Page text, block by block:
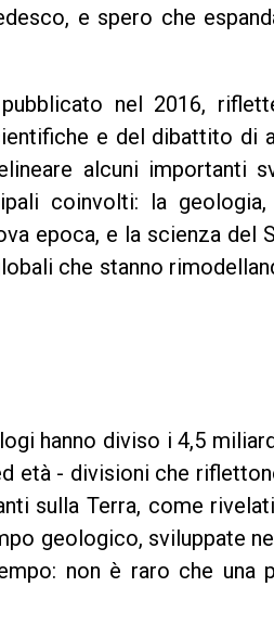
e spero che
nel 2016,
e del dibattito di
alcuni importanti
coinvolti: la
epoca, e la scienza del
che stanno
hanno diviso i 4,5
età - divisioni che
sulla Terra, come
geologico, sviluppate
non è raro che una